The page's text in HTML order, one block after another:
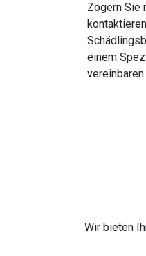
Zögern Sie
einem
vereinbaren.
Wir bieten